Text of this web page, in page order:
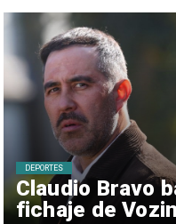
Claudio Bravo
fichaje de
DEPORTES